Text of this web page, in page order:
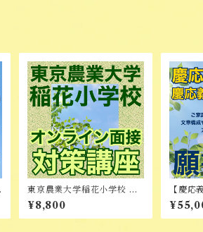
東京農業大学稲花小学校 オ
ンライン面接対策講座
¥8,800
【慶応